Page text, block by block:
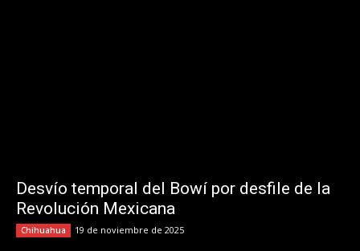
Desvío temporal del Bowí por desfile de la
Revolución Mexicana
Chihuahua 19 de noviembre de 2025